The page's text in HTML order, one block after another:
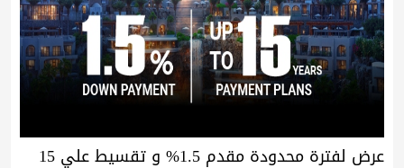
عرض لفترة محدودة مقدم 1.5% و تقسيط علي 15